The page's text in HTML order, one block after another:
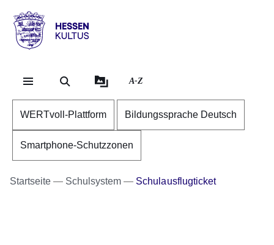
Hessen
Kultus
A-Z
WERTvoll-Plattform Bildungssprache Deutsch
Smartphone-Schutzzonen
Startseite Schulsystem Schulausflugticket